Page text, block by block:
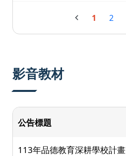
1 2
影音教材
公告標題
113年品德教育深耕學校計畫